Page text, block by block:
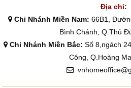
Địa chỉ:
Chi Nhánh Miền Nam: 66B1,
Bình Chánh, Q.Thủ
Chi Nhánh Miền Bắc: Số 8,ngách
Công, Q.Hoàng